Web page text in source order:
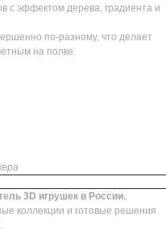
с эффектом дерева, градиента и
по-разному, что делает
на полке.
3D игрушек в России.
коллекции и готовые решения